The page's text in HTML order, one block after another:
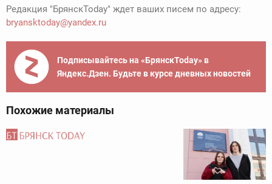
Редакция "БрянскToday" ждет ваших писем по адресу:
bryansktoday@yandex.ru
Подписывайтесь на «БрянскToday» в
Яндекс.Дзен. Будьте в курсе дневных новостей
Похожие материалы